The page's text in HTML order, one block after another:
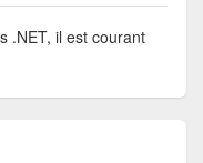
.NET, il est courant